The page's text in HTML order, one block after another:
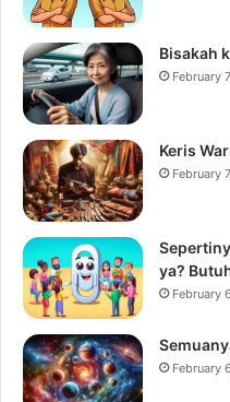
Bisakah
February
Keris
February
ya?
February
February